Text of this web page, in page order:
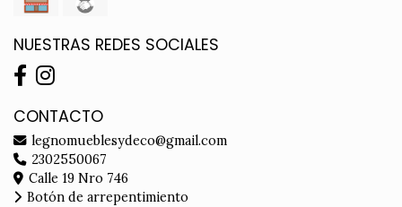
NUESTRAS REDES SOCIALES
CONTACTO
legnomueblesydeco@gmail.com
2302550067
Calle 19 Nro 746
Botón de arrepentimiento